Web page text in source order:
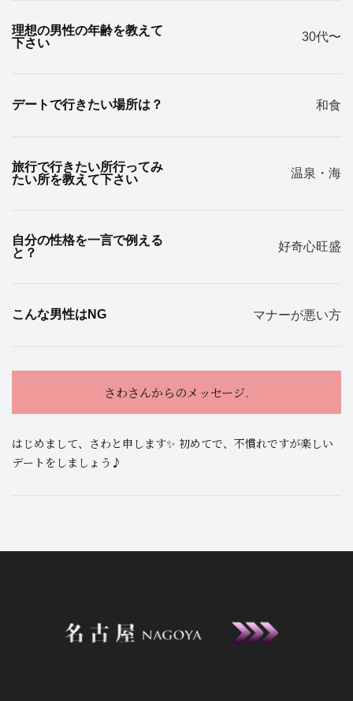
理想の男性の年齢を教えて
下さい
30代〜
デートで行きたい場所は？ 和食
旅行で行きたい所行ってみ
たい所を教えて下さい
温泉・海
自分の性格を一言で例える
と？
好奇心旺盛
こんな男性はNG マナーが悪い方
さわさんからのメッセージ.
はじめまして、さわと申します✨ 初めてで、不慣れですが楽しい
デートをしましょう♪